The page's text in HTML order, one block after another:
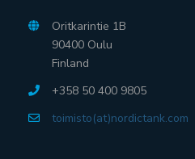
Oritkarintie 1B
90400 Oulu
Finland
+358 50 400 9805
toimisto(at)nordictank.com